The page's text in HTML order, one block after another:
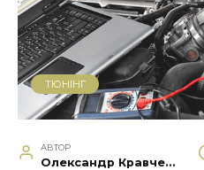
ТЮНІНГ
АВТОР
Олександр Кравченко